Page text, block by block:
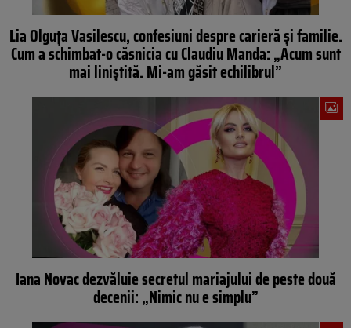
Lia Olguța Vasilescu, confesiuni despre carieră și familie.
Cum a schimbat-o căsnicia cu Claudiu Manda: „Acum sunt
mai liniștită. Mi-am găsit echilibrul”
Iana Novac dezvăluie secretul mariajului de peste două
decenii: „Nimic nu e simplu”